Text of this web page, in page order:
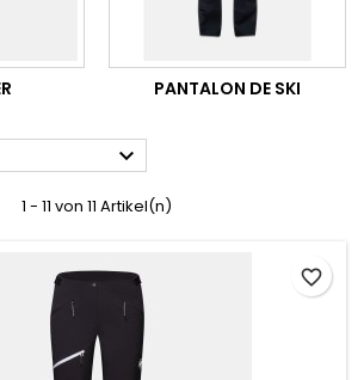
PANTALON DE SKI

1 - 11 von 11 Artikel(n)
favorite_border